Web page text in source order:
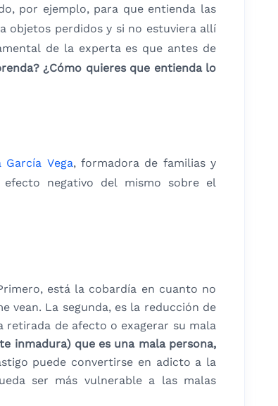
por ejemplo, para que entienda las
objetos perdidos y si no estuviera allí
de la experta es que antes de
¿Cómo quieres que entienda lo
García Vega, formadora de familias y
negativo del mismo sobre el
está la cobardía en cuanto no
vean. La segunda, es la reducción de
retirada de afecto o exagerar su mala
inmadura) que es una mala persona,
puede convertirse en adicto a la
ser más vulnerable a las malas